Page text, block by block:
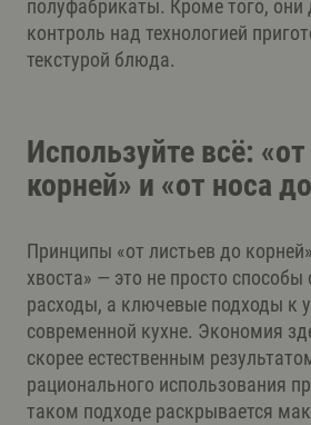
полуфабрикаты. Кроме того,
контроль над технологией
текстурой блюда.
Используйте всё:
корней» и «от носа
Принципы «от листьев до
хвоста» — это не просто
расходы, а ключевые подходы к
современной кухне. Экономия
скорее естественным
рационального использования
таком подходе раскрывается